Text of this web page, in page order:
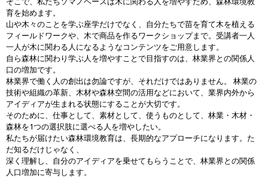
育を始めます。
山や木々のことを学ぶ座学だけでなく、自分たちで苗を育て木を植える
フィールドワークや、木で商品を作るワークショップまで。受講者一人
一人が木に関わる人になるようなコンテンツをご用意します。
自ら森林に関わり学ぶ人を増やすことで目指すのは、林業界との関係人
口の増加です。
林業界で働く人の創出は勿論ですが、それだけではありません。 林業の
技術や組織の革新、木材や森林空間の活用などにおいて、業界内外から
アイディアが生まれる状態にすることが大切です。
そのために、仕事として、素材として、使うものとして、林業・木材・
森林を1つの選択肢に選べる人を増やしたい。
私たちが届けたい森林環境教育は、長期的なアプローチになります。た
だ知るだけじゃなく、
深く理解し、自分のアイディアを乗せてもらうことで、林業界との関係
人口増加に寄与します。